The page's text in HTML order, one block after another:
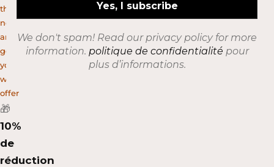
the
newsletter
and
get
your
welcome
offer
🎁
10%
de
réduction
We don't spam! Read our privacy policy for more
information. politique de confidentialité pour
plus d’informations.